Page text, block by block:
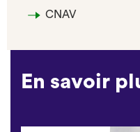
CNAV
En savoir